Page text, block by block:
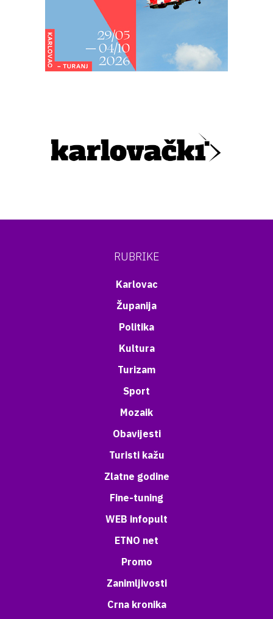
RUBRIKE
Karlovac
Županija
Politika
Kultura
Turizam
Sport
Mozaik
Obavijesti
Turisti kažu
Zlatne godine
Fine-tuning
WEB infopult
ETNO net
Promo
Zanimljivosti
Crna kronika